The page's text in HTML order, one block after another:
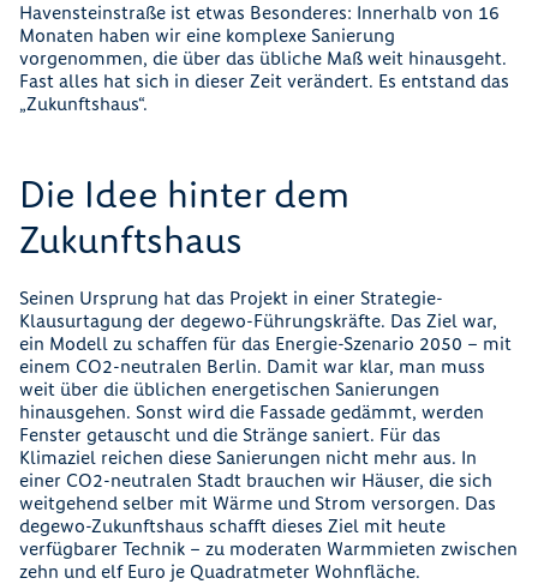
Havensteinstraße ist etwas Besonderes: Innerhalb von 16
Monaten haben wir eine komplexe Sanierung
vorgenommen, die über das übliche Maß weit hinausgeht.
Fast alles hat sich in dieser Zeit verändert. Es entstand das
„Zukunftshaus“.
Die Idee hinter dem
Zukunftshaus
Seinen Ursprung hat das Projekt in einer Strategie-
Klausurtagung der degewo-Führungskräfte. Das Ziel war,
ein Modell zu schaffen für das Energie-Szenario 2050 – mit
einem CO2-neutralen Berlin. Damit war klar, man muss
weit über die üblichen energetischen Sanierungen
hinausgehen. Sonst wird die Fassade gedämmt, werden
Fenster getauscht und die Stränge saniert. Für das
Klimaziel reichen diese Sanierungen nicht mehr aus. In
einer CO2-neutralen Stadt brauchen wir Häuser, die sich
weitgehend selber mit Wärme und Strom versorgen. Das
degewo-Zukunftshaus schafft dieses Ziel mit heute
verfügbarer Technik – zu moderaten Warmmieten zwischen
zehn und elf Euro je Quadratmeter Wohnfläche.